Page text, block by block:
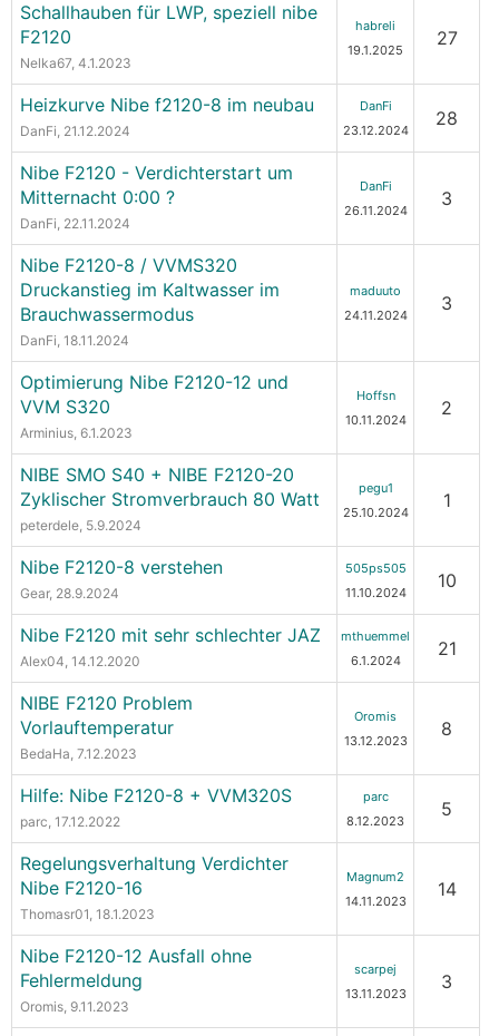
Schallhauben für LWP, speziell nibe
F2120
Nelka67, 4.1.2023
habreli
19.1.2025
27
Heizkurve Nibe f2120-8 im neubau
DanFi, 21.12.2024
DanFi
23.12.2024
28
Nibe F2120 - Verdichterstart um
Mitternacht 0:00 ?
DanFi, 22.11.2024
DanFi
26.11.2024
3
Nibe F2120-8 / VVMS320
Druckanstieg im Kaltwasser im
Brauchwassermodus
DanFi, 18.11.2024
maduuto
24.11.2024
3
Optimierung Nibe F2120-12 und
VVM S320
Arminius, 6.1.2023
Hoffsn
10.11.2024
2
NIBE SMO S40 + NIBE F2120-20
Zyklischer Stromverbrauch 80 Watt
peterdele, 5.9.2024
pegu1
25.10.2024
1
Nibe F2120-8 verstehen
Gear, 28.9.2024
505ps505
11.10.2024
10
Nibe F2120 mit sehr schlechter JAZ
Alex04, 14.12.2020
mthuemmel
6.1.2024
21
NIBE F2120 Problem
Vorlauftemperatur
BedaHa, 7.12.2023
Oromis
13.12.2023
8
Hilfe: Nibe F2120-8 + VVM320S
parc, 17.12.2022
parc
8.12.2023
5
Regelungsverhaltung Verdichter
Nibe F2120-16
Thomasr01, 18.1.2023
Magnum2
14.11.2023
14
Nibe F2120-12 Ausfall ohne
Fehlermeldung
Oromis, 9.11.2023
scarpej
13.11.2023
3